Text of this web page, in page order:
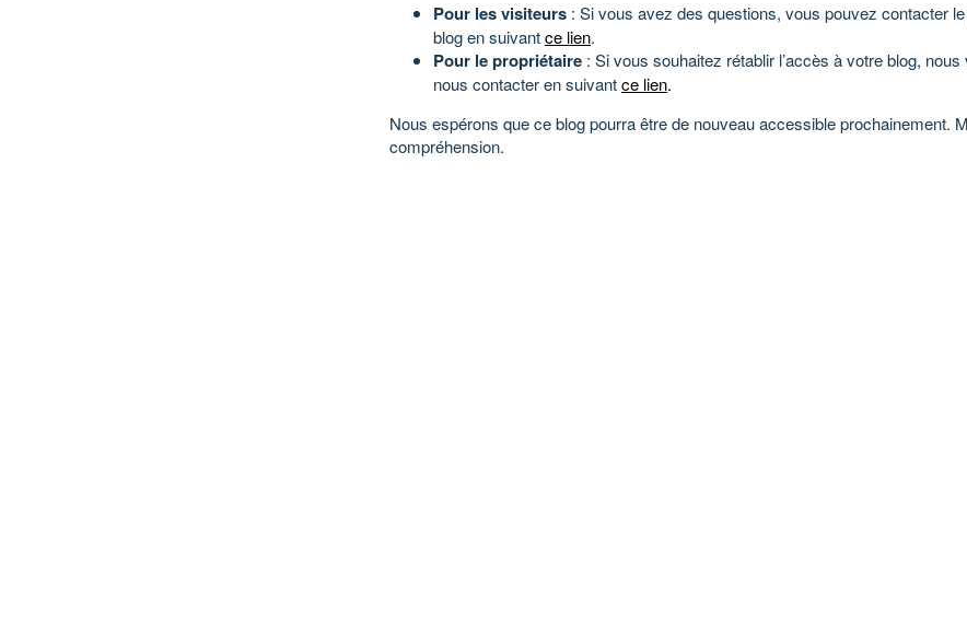
Pour les visiteurs : Si vous avez des questions, vous pouvez contacter
blog en suivantce lien.
Pour le propriétaire : Si vous souhaitez rétablir l’accès à votre blog,
nous contacter en suivantce lien.
Nous espérons que ce blog pourra être de nouveau accessible prochainement.
compréhension.